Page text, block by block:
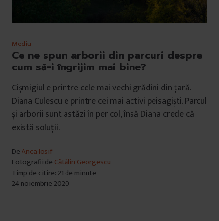
Mediu
Ce ne spun arborii din parcuri despre
cum să-i îngrijim mai bine?
Cișmigiul e printre cele mai vechi grădini din țară.
Diana Culescu e printre cei mai activi peisagiști. Parcul
și arborii sunt astăzi în pericol, însă Diana crede că
există soluții.
DeAnca Iosif
Fotografii de Cătălin Georgescu
Timp de citire: 21 de minute
24 noiembrie 2020